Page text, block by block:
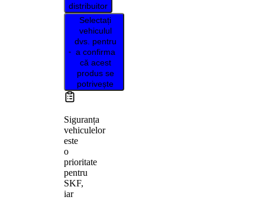
distribuitor
Selectați
vehiculul
dvs. pentru
a confirma
că acest
produs se
potrivește
Siguranța
vehiculelor
este
o
prioritate
pentru
SKF,
iar